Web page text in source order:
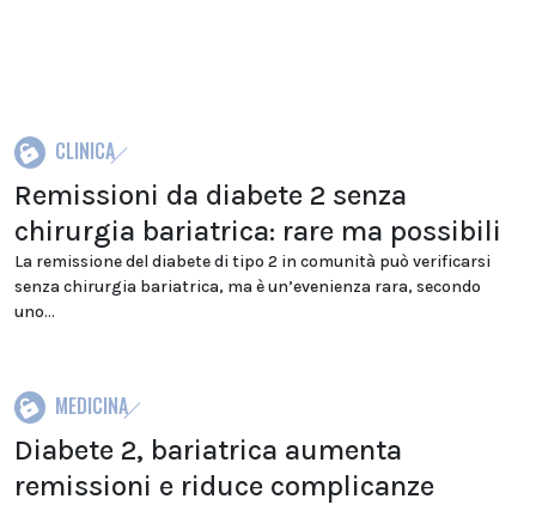
CLINICA
Remissioni da diabete 2 senza
chirurgia bariatrica: rare ma possibili
La remissione del diabete di tipo 2 in comunità può verificarsi
senza chirurgia bariatrica, ma è un’evenienza rara, secondo
uno...
MEDICINA
Diabete 2, bariatrica aumenta
remissioni e riduce complicanze